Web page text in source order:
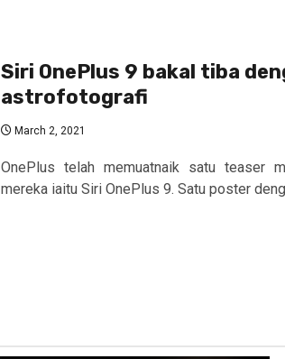
Siri OnePlus 9 bakal tiba
astrofotografi
March 2, 2021
OnePlus telah memuatnaik satu teaser
mereka iaitu Siri OnePlus 9. Satu poster